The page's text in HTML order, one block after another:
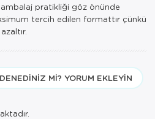
pratikliği göz önünde
tercih edilen formattır çünkü
MI? YORUM EKLEYIN